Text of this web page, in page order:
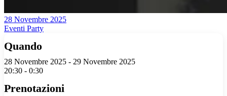
28 Novembre 2025
Eventi Party
Quando
28 Novembre 2025 - 29 Novembre 2025
20:30 - 0:30
Prenotazioni